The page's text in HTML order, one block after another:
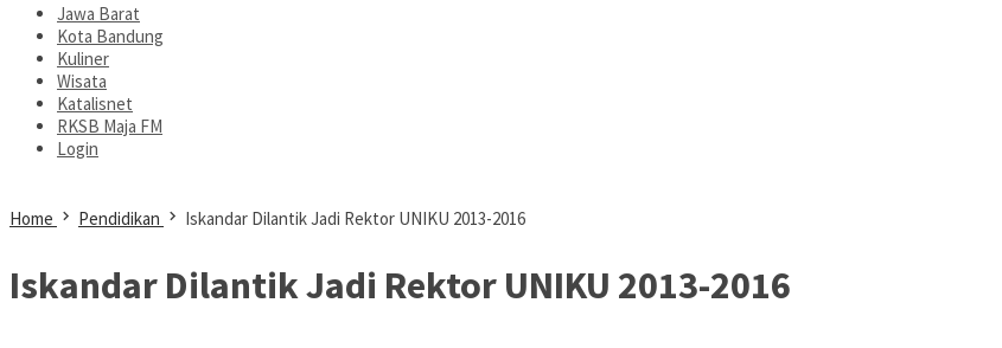
Jawa Barat
Kota Bandung
Kuliner
Wisata
Katalisnet
RKSB Maja FM
Login
Home Pendidikan Iskandar Dilantik Jadi Rektor UNIKU 2013-2016
Iskandar Dilantik Jadi Rektor UNIKU 2013-2016